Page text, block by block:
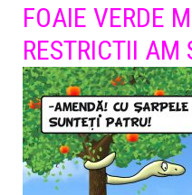
FOAIE VERDE
RESTRICTII AM